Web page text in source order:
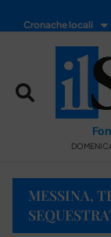
Cronache locali
MESSINA,